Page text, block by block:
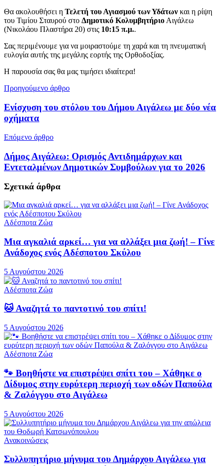
Θα ακολουθήσει η Τελετή του Αγιασμού των Υδάτων και η ρίψη
του Τιμίου Σταυρού στο Δημοτικό ΚολυμβητήριοΑιγάλεω
(Νικολάου Πλαστήρα 20) στις 10:15 π.μ..
Σας περιμένουμε για να μοιραστούμε τη χαρά και τη πνευματική
ευλογία αυτής της μεγάλης εορτής της Ορθοδοξίας.
Η παρουσία σας θα μας τιμήσει ιδιαίτερα!
Προηγούμενο άρθρο
Ενίσχυση του στόλου του Δήμου Αιγάλεω με δύο νέα
οχήματα
Επόμενο άρθρο
Δήμος Αιγάλεω: Ορισμός Αντιδημάρχων και
Εντεταλμένων Δημοτικών Συμβούλων για το 2026
Σχετικά άρθρα
Αδέσποτα Ζώα
Μια αγκαλιά αρκεί… για να αλλάξει μια ζωή! – Γίνε
Ανάδοχος ενός Αδέσποτου Σκύλου
5 Αυγούστου 2026
Αδέσποτα Ζώα
🐱 Αναζητά το παντοτινό του σπίτι!
5 Αυγούστου 2026
Αδέσποτα Ζώα
🐾 Βοηθήστε να επιστρέψει σπίτι του – Χάθηκε ο
Δίδυμος στην ευρύτερη περιοχή των οδών Παπούλα
& Ζαλόγγου στο Αιγάλεω
5 Αυγούστου 2026
Ανακοινώσεις
Συλλυπητήριο μήνυμα του Δημάρχου Αιγάλεω για